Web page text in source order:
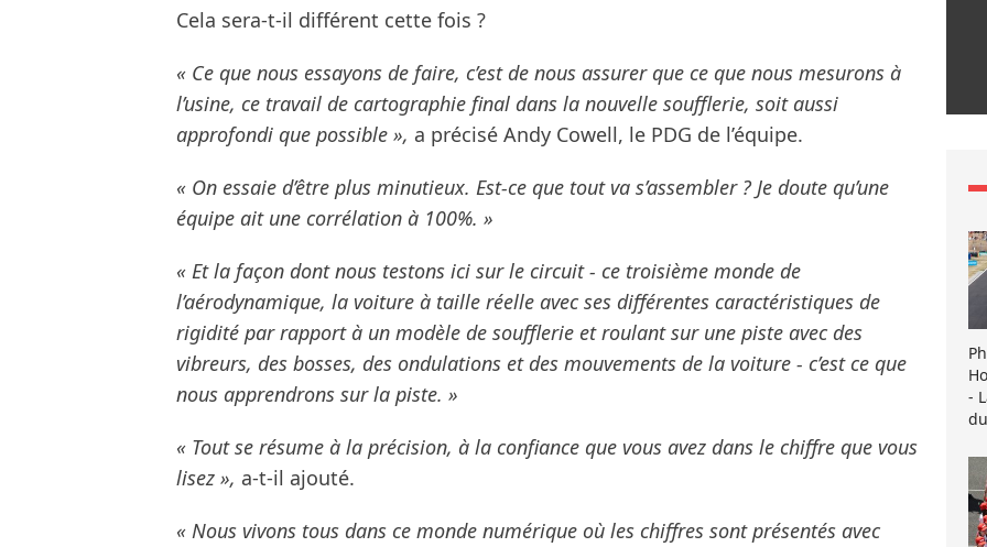
Cela sera-t-il différent cette fois ?
« Ce que nous essayons de faire, c’est de nous assurer que ce que nous mesurons à
l’usine, ce travail de cartographie final dans la nouvelle soufflerie, soit aussi
approfondi que possible », a précisé Andy Cowell, le PDG de l’équipe.
« On essaie d’être plus minutieux. Est-ce que tout va s’assembler ? Je doute qu’une
équipe ait une corrélation à 100%. »
« Et la façon dont nous testons ici sur le circuit - ce troisième monde de
l’aérodynamique, la voiture à taille réelle avec ses différentes caractéristiques de
rigidité par rapport à un modèle de soufflerie et roulant sur une piste avec des
vibreurs, des bosses, des ondulations et des mouvements de la voiture - c’est ce que
nous apprendrons sur la piste. »
« Tout se résume à la précision, à la confiance que vous avez dans le chiffre que vous
lisez », a-t-il ajouté.
« Nous vivons tous dans ce monde numérique où les chiffres sont présentés avec
-